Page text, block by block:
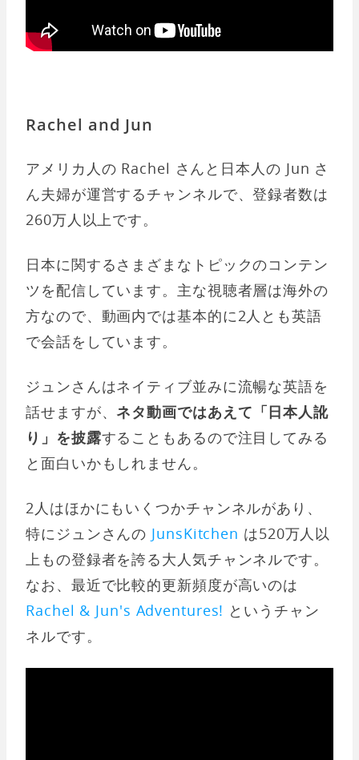
Rachel and Jun
アメリカ人の Rachel さんと日本人の Jun さ
ん夫婦が運営するチャンネルで、登録者数は
260万人以上です。
日本に関するさまざまなトピックのコンテン
ツを配信しています。主な視聴者層は海外の
方なので、動画内では基本的に2人とも英語
で会話をしています。
ジュンさんはネイティブ並みに流暢な英語を
話せますが、 ネタ動画ではあえて「日本人訛
り」を披露することもあるので注目してみる
と面白いかもしれません。
2人はほかにもいくつかチャンネルがあり、
特にジュンさんの JunsKitchen は520万人以
上もの登録者を誇る大人気チャンネルです。
なお、最近で比較的更新頻度が高いのは
Rachel & Jun's Adventures! というチャン
ネルです。